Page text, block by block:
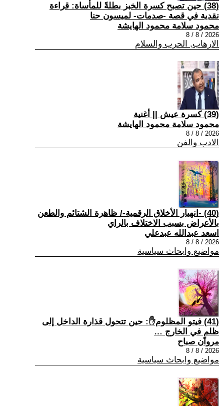
(38) حين تصبح كسرة الخبز بطلةً للمأساة: قراءة
نقدية في قصة -صدمات- لميسون حنا
محمود سلامة محمود الهايشة
2026 / 8 / 8
الارهاب, الحرب والسلام
(39) كسرة عيش || أغنية
محمود سلامة محمود الهايشة
2026 / 8 / 8
الادب والفن
(40) -انهيار الأخلاق الرقمية-/ ظاهرة الشتائم والطعن
بالأعراض بسبب الاختلاف بالراي
اسعد عبدالله عبدعلي
2026 / 8 / 8
مواضيع وابحاث سياسية
(41) فيتو المظلوم✋: حين تتحول قذارة الداخل إلى
ظلمٍ في الخارج …
مروان صباح
2026 / 8 / 8
مواضيع وابحاث سياسية